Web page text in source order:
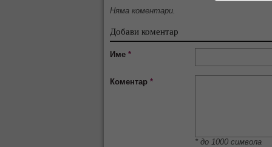
Няма коментари.
Добави коментар
Име *
Коментар *
* до 1000 символа